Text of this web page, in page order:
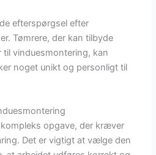
efterspørgsel efter
Tømrere, der kan tilbyde
vinduesmontering, kan
noget unikt og personligt til
opgave, der kræver
Det er vigtigt at vælge den